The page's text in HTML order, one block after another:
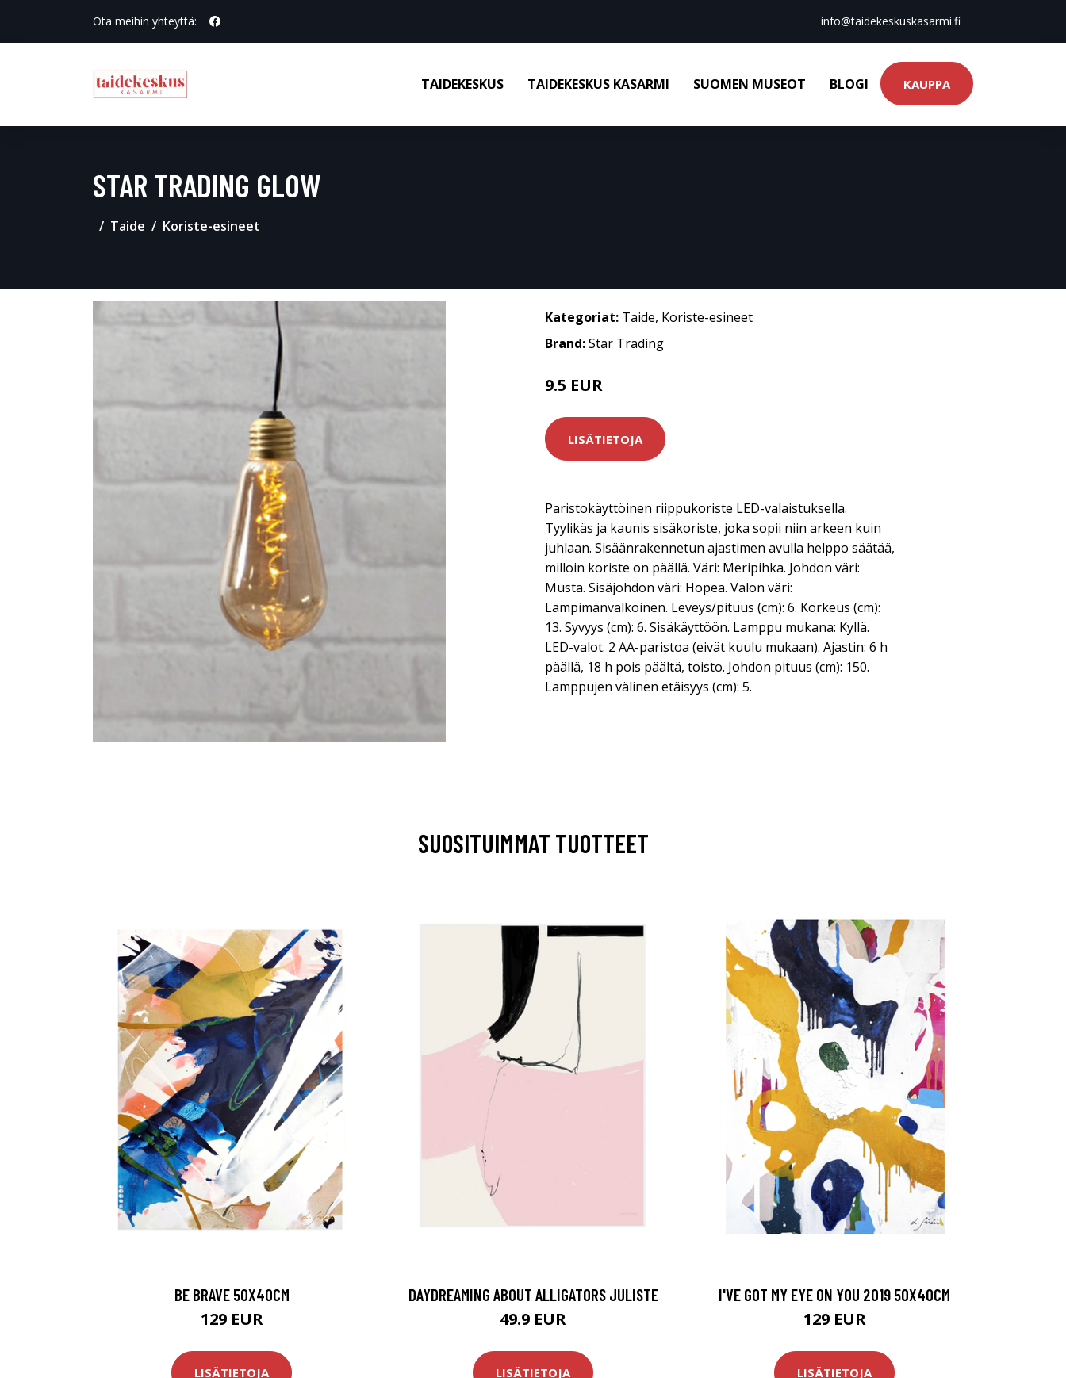
Ota meihin yhteyttä: info@taidekeskuskasarmi.fi
TAIDEKESKUS TAIDEKESKUS KASARMI SUOMEN MUSEOT BLOGI KAUPPA
STAR TRADING GLOW
Taide Koriste-esineet
Kategoriat: Taide, Koriste-esineet
Brand:Star Trading
9.5 EUR
LISÄTIETOJA
Paristokäyttöinen riippukoriste LED-valaistuksella.
Tyylikäs ja kaunis sisäkoriste, joka sopii niin arkeen kuin
juhlaan. Sisäänrakennetun ajastimen avulla helppo säätää,
milloin koriste on päällä. Väri: Meripihka. Johdon väri:
Musta. Sisäjohdon väri: Hopea. Valon väri:
Lämpimänvalkoinen. Leveys/pituus (cm): 6. Korkeus (cm):
13. Syvyys (cm): 6. Sisäkäyttöön. Lamppu mukana: Kyllä.
LED-valot. 2 AA-paristoa (eivät kuulu mukaan). Ajastin: 6 h
päällä, 18 h pois päältä, toisto. Johdon pituus (cm): 150.
Lamppujen välinen etäisyys (cm): 5.
SUOSITUIMMAT TUOTTEET
BE BRAVE 50X40CM
129 EUR
LISÄTIETOJA
DAYDREAMING ABOUT ALLIGATORS JULISTE
49.9 EUR
LISÄTIETOJA
I'VE GOT MY EYE ON YOU 2019 50X40CM
129 EUR
LISÄTIETOJA